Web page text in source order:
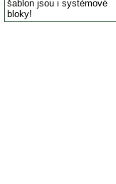
šablon jsou i systémové
bloky!